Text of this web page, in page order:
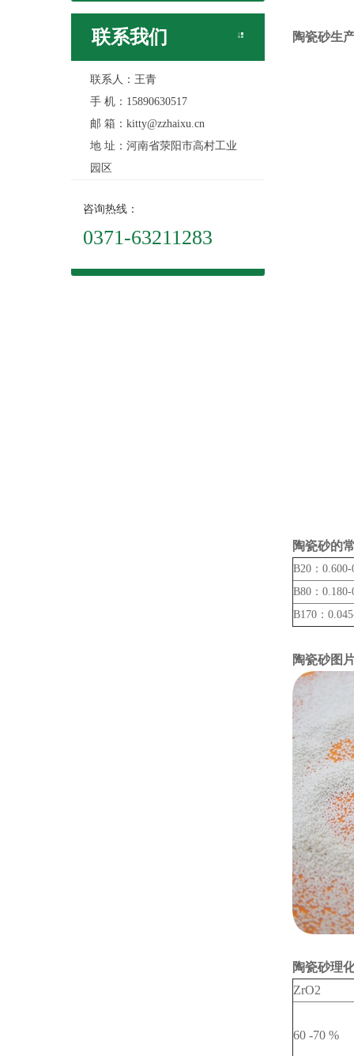
联系我们
联系人：王青
手 机：15890630517
邮 箱：kitty@zzhaixu.cn
地 址：河南省荥阳市高村工业
园区
咨询热线：
0371-63211283
陶瓷砂生
陶瓷砂的
B20：0.600-
B80：0.180-
B170：
陶瓷砂图
陶瓷砂理
ZrO2
60 -70 %